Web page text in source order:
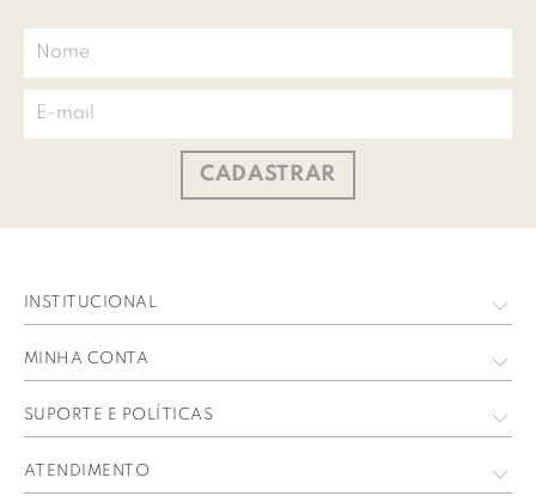
CADASTRAR
INSTITUCIONAL
Quem Somos
MINHA CONTA
Meus Dados
SUPORTE E POLÍTICAS
Política de privacidade
ATENDIMENTO